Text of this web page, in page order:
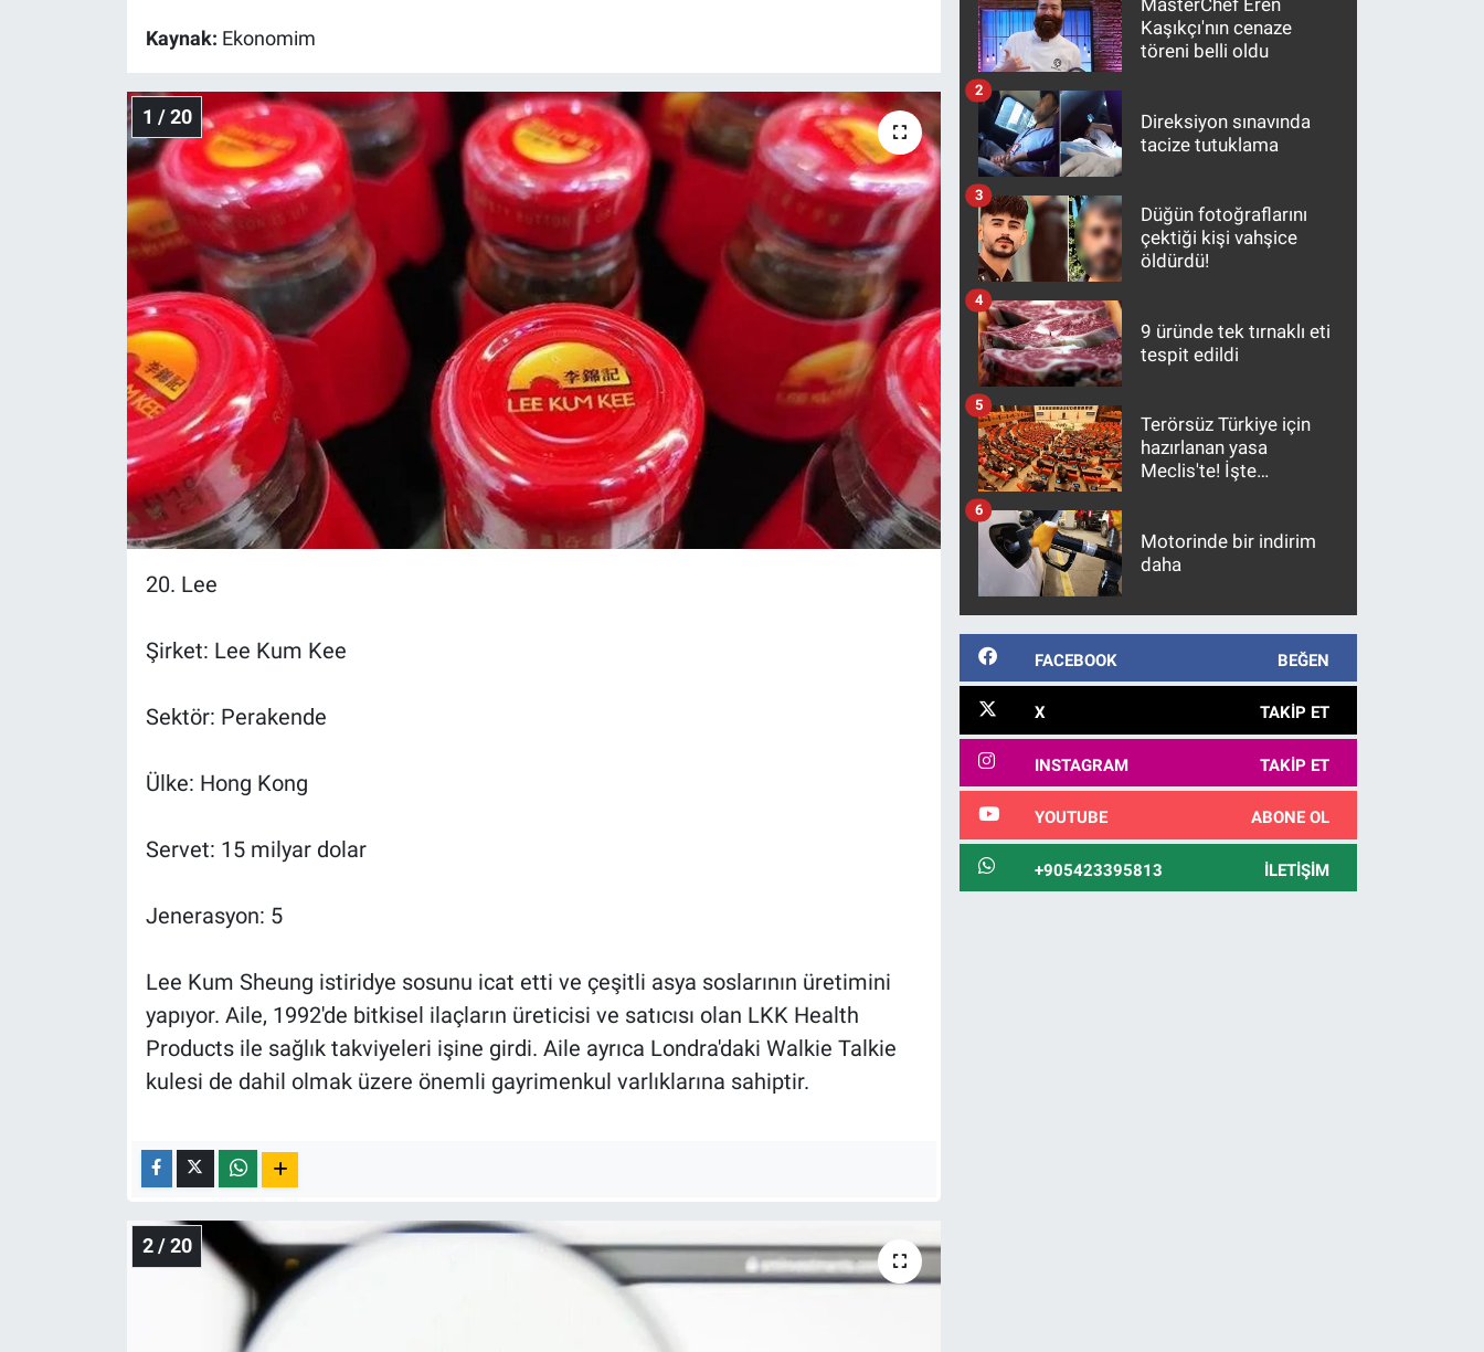
Kaynak: Ekonomim
1 / 20
20. Lee
Şirket: Lee Kum Kee
Sektör: Perakende
Ülke: Hong Kong
Servet: 15 milyar dolar
Jenerasyon: 5
Lee Kum Sheung istiridye sosunu icat etti ve çeşitli asya soslarının üretimini
yapıyor. Aile, 1992'de bitkisel ilaçların üreticisi ve satıcısı olan LKK Health
Products ile sağlık takviyeleri işine girdi. Aile ayrıca Londra'daki Walkie Talkie
kulesi de dahil olmak üzere önemli gayrimenkul varlıklarına sahiptir.
2 / 20
MasterChef Eren
Kaşıkçı'nın cenaze
töreni belli oldu
Direksiyon sınavında
tacize tutuklama
2
Düğün fotoğraflarını
çektiği kişi vahşice
öldürdü!
3
9 üründe tek tırnaklı eti
tespit edildi
4
Terörsüz Türkiye için
hazırlanan yasa
Meclis'te! İşte
5
Motorinde bir indirim
daha
6
FACEBOOK BEĞEN
X TAKIP ET
INSTAGRAM TAKIP ET
YOUTUBE ABONE OL
+905423395813 İLETIŞIM
Gündem Özel
Günün görüntüsü
Koronavirüs
Kültür Sanat
Ne demişti
Türkiye'nin Geleceği
Yerel Yaşam